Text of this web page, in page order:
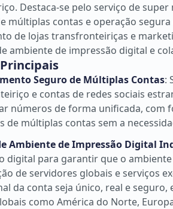
Destaca-se pelo serviço de
múltiplas contas e operação
de lojas transfronteiriças e
ambiente de impressão digital e
Seguro de Múltiplas Contas:
e contas de redes sociais
números de forma unificada, com
de múltiplas contas sem a
Ambiente de Impressão Digital
digital para garantir que o
de servidores globais e serviços
da conta seja único, real e
como América do Norte,